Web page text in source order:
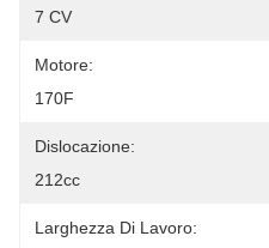
7 CV
Motore:
170F
Dislocazione:
212cc
Larghezza Di Lavoro: